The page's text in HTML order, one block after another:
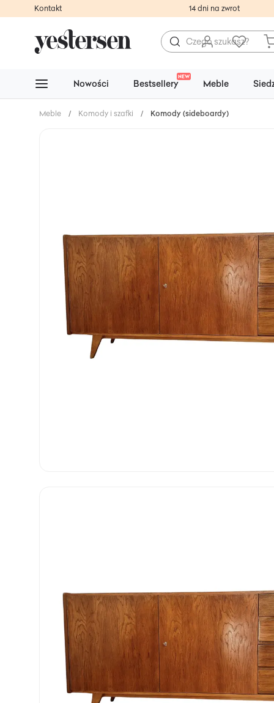
Kontakt 14 dni na zwrot
Nowości Bestsellery
NEW
Meble
Meble / Komody i szafki / Komody (sideboardy)